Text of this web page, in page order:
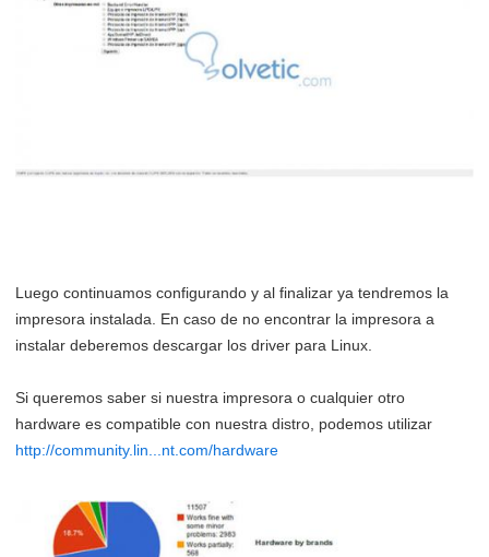
Luego continuamos configurando y al finalizar ya tendremos la
impresora instalada. En caso de no encontrar la impresora a
instalar deberemos descargar los driver para Linux.
Si queremos saber si nuestra impresora o cualquier otro
hardware es compatible con nuestra distro, podemos utilizar
http://community.lin...nt.com/hardware